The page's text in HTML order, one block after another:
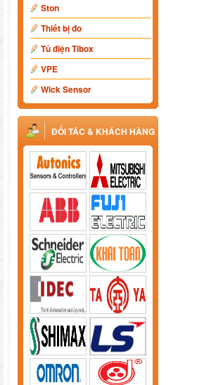
Ston
Thiết bị đo
Tủ điện Tibox
VPE
Wick Sensor
ĐỐI TÁC & KHÁCH HÀNG